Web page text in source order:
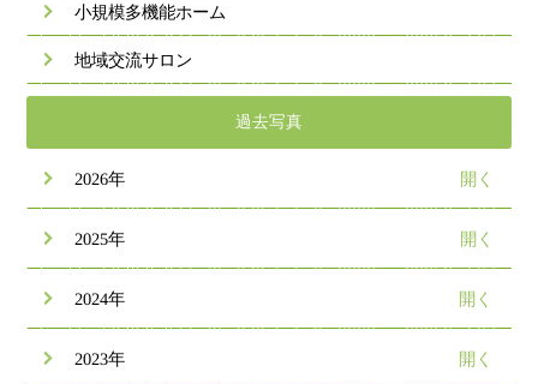
小規模多機能ホーム
地域交流サロン
過去写真
2026年
2025年
2024年
2023年